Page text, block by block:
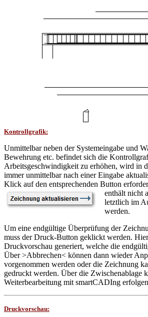
Kontrollgrafik:
Unmittelbar neben der Systemeingabe und
Bewehrung etc. befindet sich die
Arbeitsgeschwindigkeit zu erhöhen, wird in
immer unmittelbar nach einer Eingabe
Klick auf den entsprechenden Button
enthält nicht
letztlich im
werden.
Um eine endgültige Überprüfung der
muss der Druck-Button geklickt werden.
Druckvorschau generiert, welche die
Über >Abbrechen< können dann wieder
vorgenommen werden oder die Zeichnung
gedruckt werden. Über die Zwischenablage
Weiterbearbeitung mit smartCADIng
Druckvorschau: